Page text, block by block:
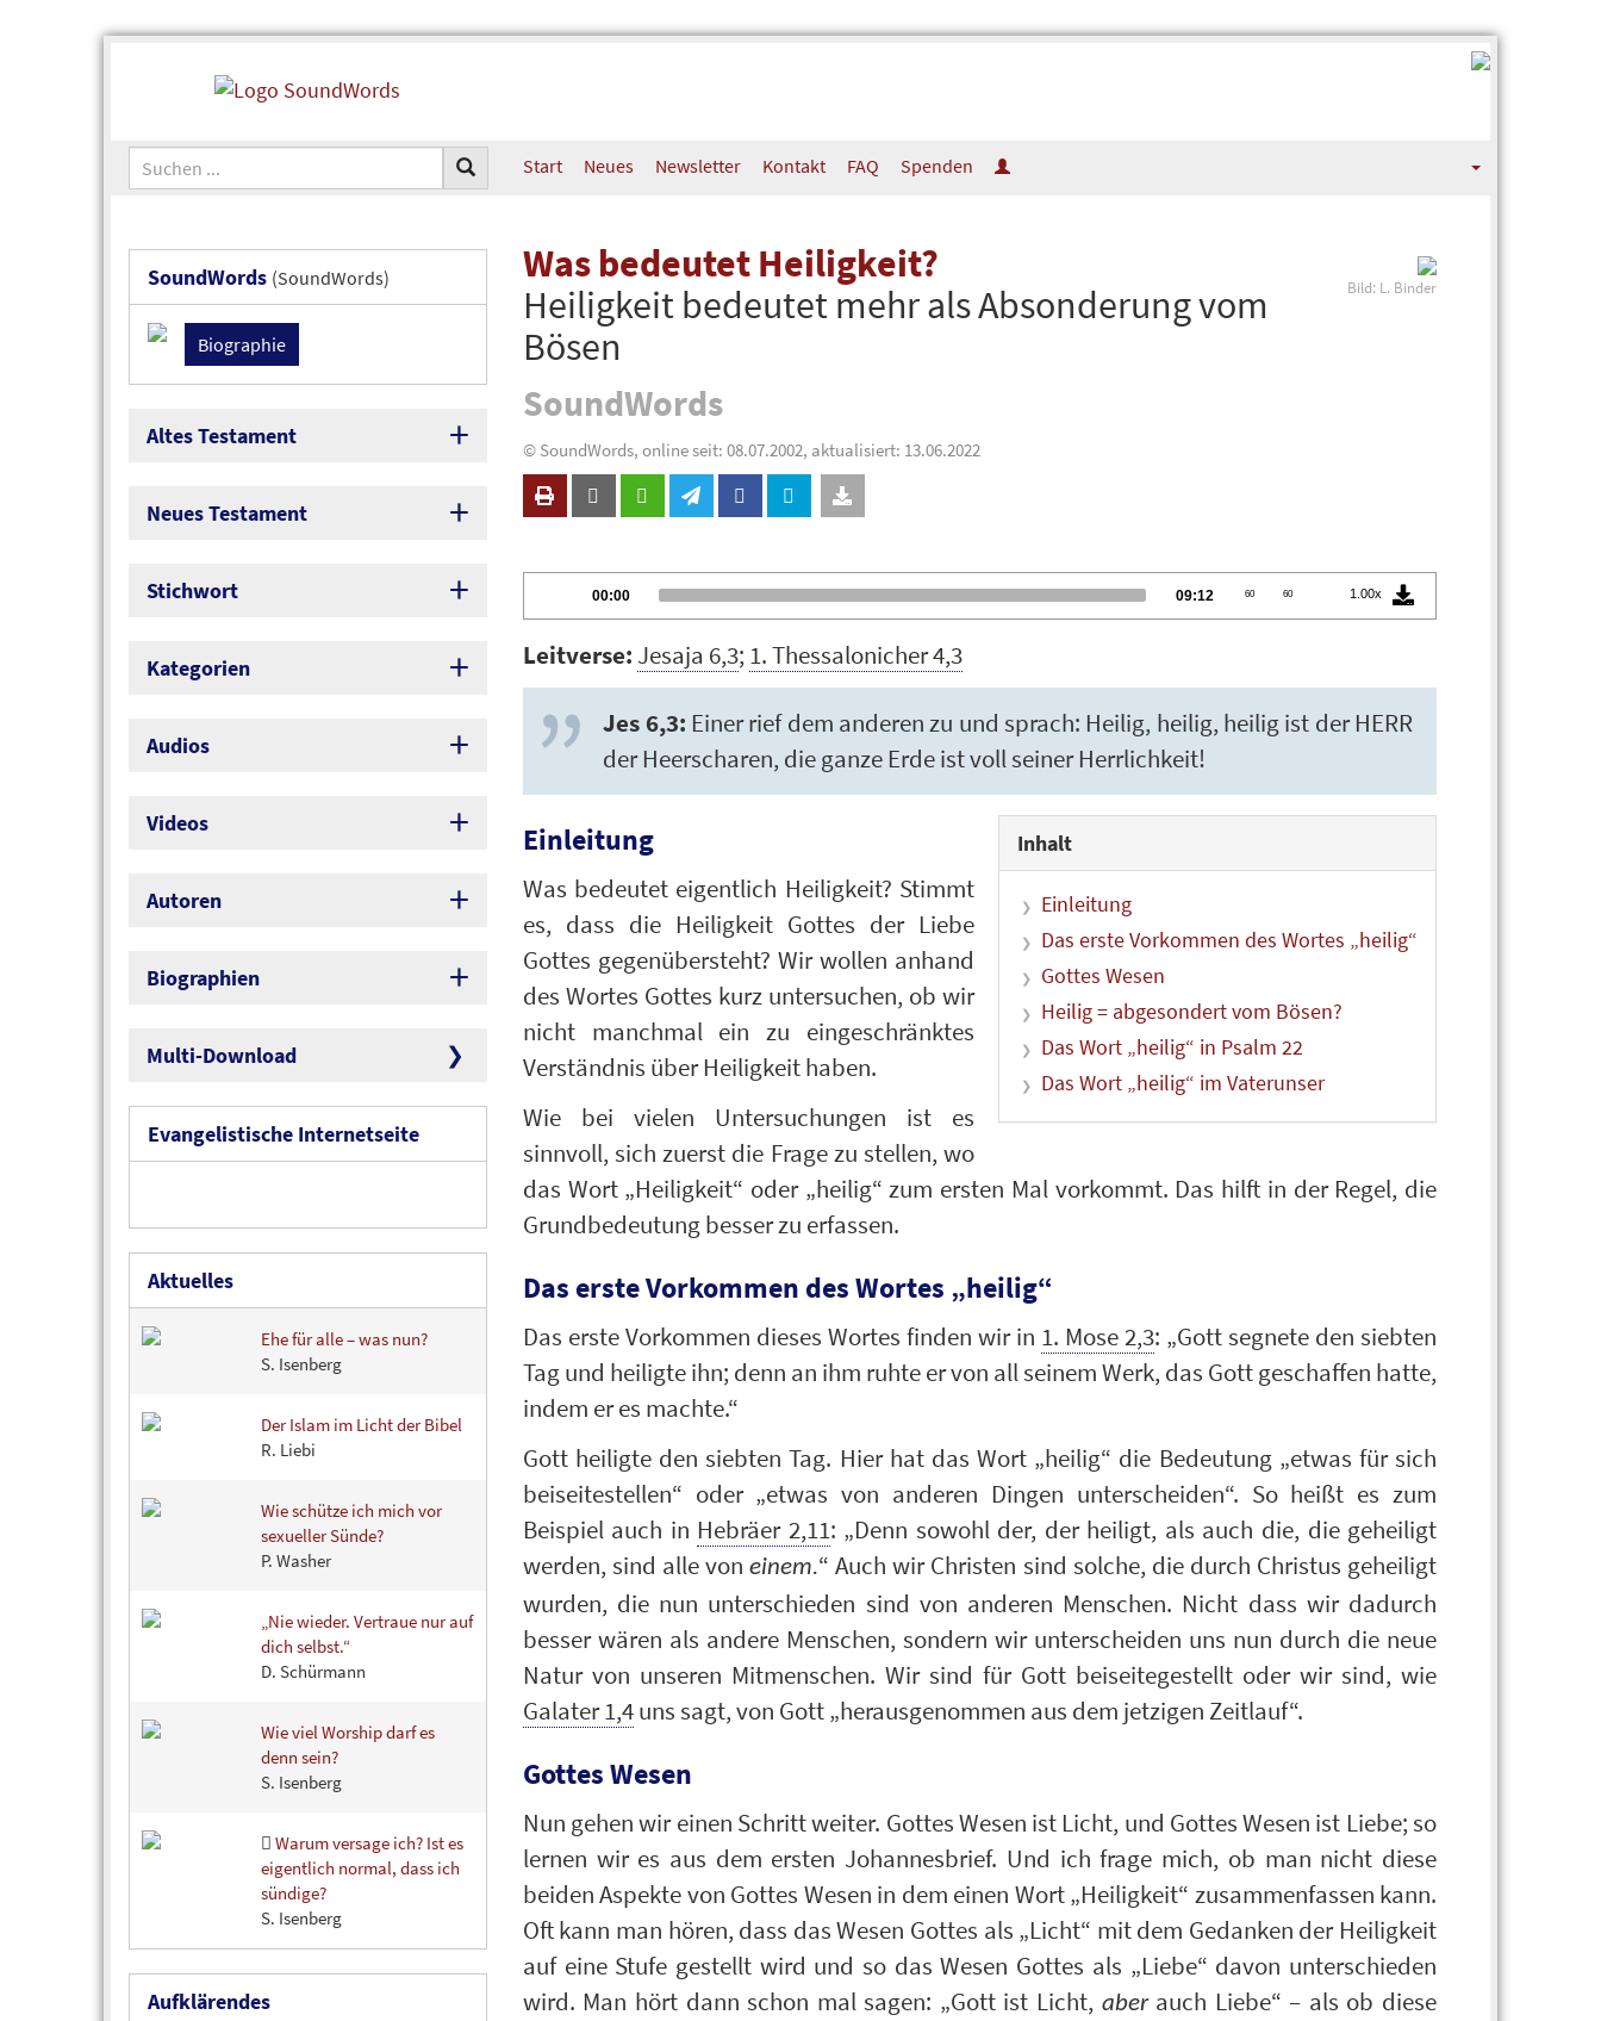
Start Neues Newsletter Kontakt FAQ Spenden
SoundWords (SoundWords)
Biographie
Altes Testament
Neues Testament
Stichwort
Kategorien
Audios
Videos
Autoren
Biographien
Multi-Download
Evangelistische Internetseite
Aktuelles
Ehe für alle – was nun?
S. Isenberg
Der Islam im Licht der Bibel
R. Liebi
Wie schütze ich mich vor
sexueller Sünde?
P. Washer
„Nie wieder. Vertraue nur auf
dich selbst.“
D. Schürmann
Wie viel Worship darf es
denn sein?
S. Isenberg
Warum versage ich? Ist es
eigentlich normal, dass ich
sündige?
S. Isenberg
Aufklärendes
Bild: L. Binder
Was bedeutet Heiligkeit?
Heiligkeit bedeutet mehr als Absonderung vom
Bösen
SoundWords
© SoundWords, online seit: 08.07.2002, aktualisiert: 13.06.2022
Player
Current
00:00 Total
09:12 60 60 1.00x
Leitverse: Jesaja 6,3;1. Thessalonicher 4,3
Jes 6,3: Einer rief dem anderen zu und sprach: Heilig, heilig, heilig ist der HERR
der Heerscharen, die ganze Erde ist voll seiner Herrlichkeit!
Inhalt
Einleitung
Das erste Vorkommen des Wortes „heilig“
Gottes Wesen
Heilig = abgesondert vom Bösen?
Das Wort „heilig“ in Psalm 22
Das Wort „heilig“ im Vaterunser
Einleitung
Was bedeutet eigentlich Heiligkeit? Stimmt
es, dass die Heiligkeit Gottes der Liebe
Gottes gegenübersteht? Wir wollen anhand
des Wortes Gottes kurz untersuchen, ob wir
nicht manchmal ein zu eingeschränktes
Verständnis über Heiligkeit haben.
Wie bei vielen Untersuchungen ist es
sinnvoll, sich zuerst die Frage zu stellen, wo
das Wort „Heiligkeit“ oder „heilig“ zum ersten Mal vorkommt. Das hilft in der Regel, die
Grundbedeutung besser zu erfassen.
Das erste Vorkommen des Wortes „heilig“
Das erste Vorkommen dieses Wortes finden wir in 1. Mose 2,3: „Gott segnete den siebten
Tag und heiligte ihn; denn an ihm ruhte er von all seinem Werk, das Gott geschaffen hatte,
indem er es machte.“
Gott heiligte den siebten Tag. Hier hat das Wort „heilig“ die Bedeutung „etwas für sich
beiseitestellen“ oder „etwas von anderen Dingen unterscheiden“. So heißt es zum
Beispiel auch in Hebräer 2,11: „Denn sowohl der, der heiligt, als auch die, die geheiligt
werden, sind alle voneinem.“ Auch wir Christen sind solche, die durch Christus geheiligt
wurden, die nun unterschieden sind von anderen Menschen. Nicht dass wir dadurch
besser wären als andere Menschen, sondern wir unterscheiden uns nun durch die neue
Natur von unseren Mitmenschen. Wir sind für Gott beiseitegestellt oder wir sind, wie
Galater 1,4uns sagt, von Gott „herausgenommen aus dem jetzigen Zeitlauf“.
Gottes Wesen
Nun gehen wir einen Schritt weiter. Gottes Wesen ist Licht, und Gottes Wesen ist Liebe; so
lernen wir es aus dem ersten Johannesbrief. Und ich frage mich, ob man nicht diese
beiden Aspekte von Gottes Wesen in dem einen Wort „Heiligkeit“ zusammenfassen kann.
Oft kann man hören, dass das Wesen Gottes als „Licht“ mit dem Gedanken der Heiligkeit
auf eine Stufe gestellt wird und so das Wesen Gottes als „Liebe“ davon unterschieden
wird. Man hört dann schon mal sagen: „Gott ist Licht, aberauch Liebe“ – als ob diese